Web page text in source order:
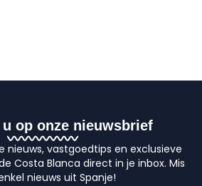
u op onze nieuwsbrief
vastgoedtips en exclusieve
Costa Blanca direct in je inbox. Mis
nieuws uit Spanje!